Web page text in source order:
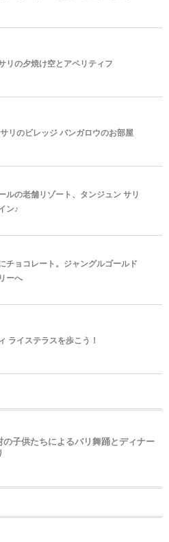
リの夕焼け空とアペリティフ
リのビレッジ バンガロウのお部屋
ルの老舗リゾート、タンジュン サリ
ン♪
チョコレート。ジャングルゴールド
ーへ
ライステラスを歩こう！
の子供たちによるバリ舞踊とディナー